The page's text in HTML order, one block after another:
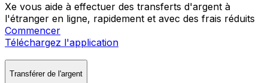
Xe vous aide à effectuer des transferts d'argent à
l'étranger en ligne, rapidement et avec des frais réduits
Commencer
Téléchargez l'application
Transférer de l'argent